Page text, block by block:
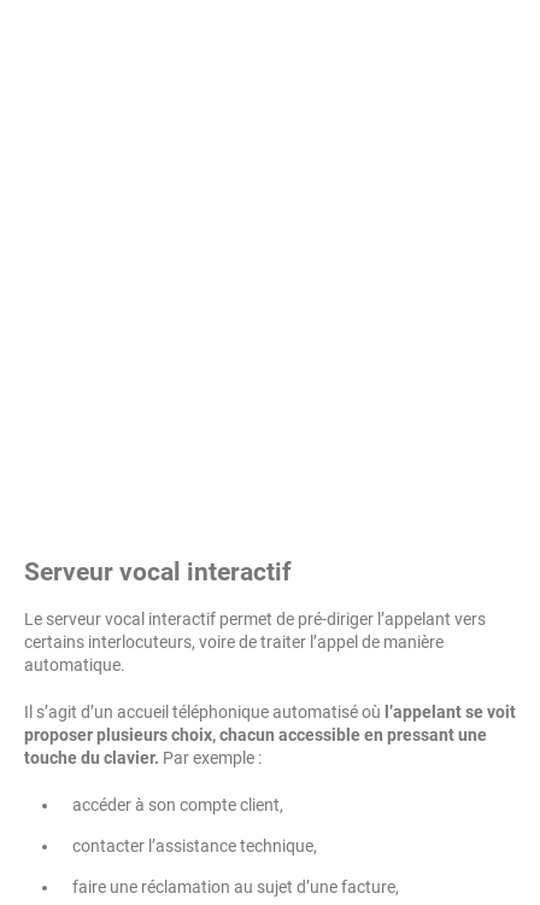
Serveur vocal interactif
Le serveur vocal interactif permet de pré-diriger l’appelant vers
certains interlocuteurs, voire de traiter l’appel de manière
automatique.
Il s’agit d’un accueil téléphonique automatisé où l’appelant se voit
proposer plusieurs choix, chacun accessible en pressant une
touche du clavier. Par exemple :
accéder à son compte client,
contacter l’assistance technique,
faire une réclamation au sujet d’une facture,